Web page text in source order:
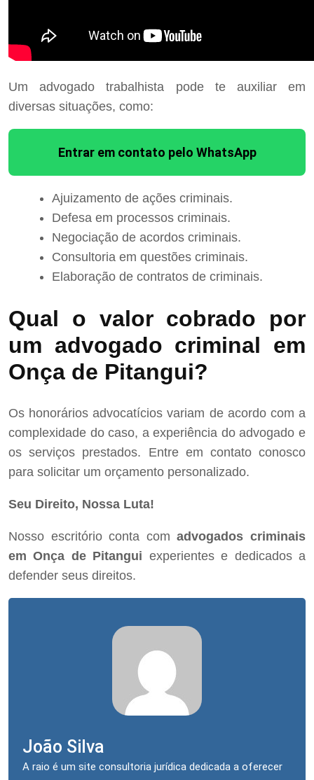
Um advogado trabalhista pode te auxiliar em
diversas situações, como:
Entrar em contato pelo WhatsApp
Ajuizamento de ações criminais.
Defesa em processos criminais.
Negociação de acordos criminais.
Consultoria em questões criminais.
Elaboração de contratos de criminais.
Qual o valor cobrado por
um advogado criminal em
Onça de Pitangui?
Os honorários advocatícios variam de acordo com a
complexidade do caso, a experiência do advogado e
os serviços prestados. Entre em contato conosco
para solicitar um orçamento personalizado.
Seu Direito, Nossa Luta!
Nosso escritório conta comadvogados criminais
em Onça de Pitangui experientes e dedicados a
defender seus direitos.
João Silva
A raio é um site consultoria jurídica dedicada a oferecer